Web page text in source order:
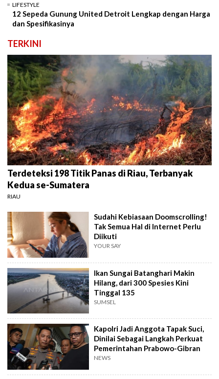
LIFESTYLE
12 Sepeda Gunung United Detroit Lengkap dengan Harga
dan Spesifikasinya
TERKINI
Terdeteksi 198 Titik Panas di Riau, Terbanyak
Kedua se-Sumatera
RIAU
Sudahi Kebiasaan Doomscrolling!
Tak Semua Hal di Internet Perlu
Diikuti
YOUR SAY
Ikan Sungai Batanghari Makin
Hilang, dari 300 Spesies Kini
Tinggal 135
SUMSEL
Kapolri Jadi Anggota Tapak Suci,
Dinilai Sebagai Langkah Perkuat
Pemerintahan Prabowo-Gibran
NEWS